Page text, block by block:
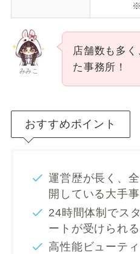
みみこ
店舗数も多
た事務所！
おすすめポイント
運営歴が長く、
開している大手
24時間体制でス
ートが受けられる
高性能ビューテ